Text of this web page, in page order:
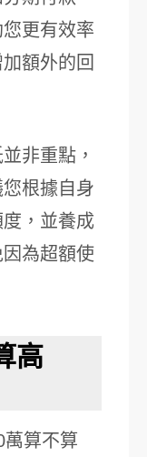
更有效率
額外的回
非重點，
根據自身
，並養成
為超額使
高
萬算不算